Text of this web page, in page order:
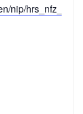
nip/hrs_nfz_2026